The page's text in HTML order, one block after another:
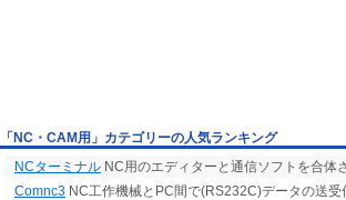
「NC・CAM用」カテゴリーの人気ランキング
NCターミナル NC用のエディターと通信ソフトを合体
Comnc3 NC工作機械とPC間で(RS232C)データの送